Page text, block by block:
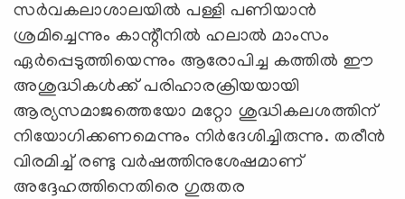
സര്‍വകലാശാലയില്‍ പള്ളി പണിയാന്‍
ശ്രമിച്ചെന്നും കാന്റീനില്‍ ഹലാല്‍ മാംസം
ഏര്‍പ്പെടുത്തിയെന്നും ആരോപിച്ച കത്തില്‍ ഈ
അശുദ്ധികള്‍ക്ക് പരിഹാരക്രിയയായി
ആര്യസമാജത്തെയോ മറ്റോ ശുദ്ധികലശത്തിന്
നിയോഗിക്കണമെന്നും നിര്‍ദേശിച്ചിരുന്നു. തരീന്‍
വിരമിച്ച് രണ്ടു വര്‍ഷത്തിനുശേഷമാണ്
അദ്ദേഹത്തിനെതിരെ ഗുരുതര